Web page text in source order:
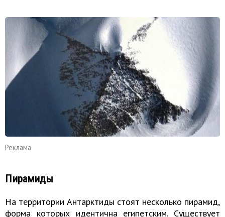
Реклама
Пирамиды
На территории Антарктиды стоят несколько пирамид,
форма которых идентична египетским. Существует